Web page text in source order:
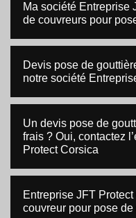
Ma société Entreprise
de couvreurs pour
Devis pose de
notre société
Un devis pose de
frais ? Oui, contactez
Protect Corsica
Entreprise JFT
couvreur pour pose